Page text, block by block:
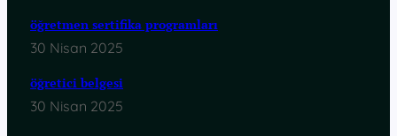
öğretmen sertifika programları
30 Nisan 2025
öğretici belgesi
30 Nisan 2025